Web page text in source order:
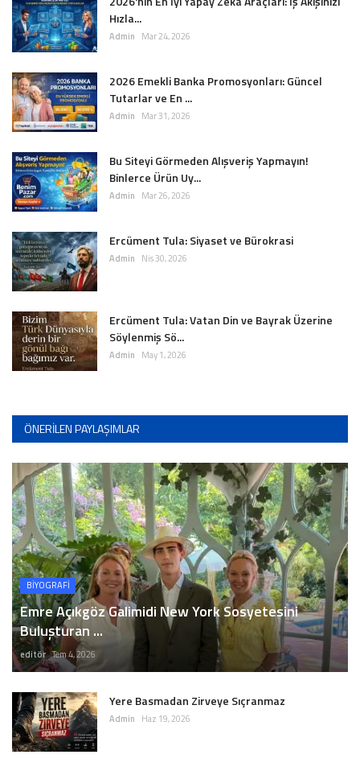
Hızla...
Admin Mar 24, 2026
2026 Emekli Banka Promosyonları: Güncel
Tutarlar ve En ...
Admin Mar 31, 2026
Bu Siteyi Görmeden Alışveriş Yapmayın!
Binlerce Ürün Uy...
Admin Mar 26, 2026
Ercüment Tula: Siyaset ve Bürokrasi
Admin Nis 30, 2026
Ercüment Tula: Vatan Din ve Bayrak Üzerine
Söylenmiş Sö...
Admin May 1, 2026
ÖNERILEN PAYLAŞIMLAR
BİYOGRAFİ
Emre Açıkgöz Galimidi New York Sosyetesini
Buluşturan ...
editör Tem 4, 2026
Yere Basmadan Zirveye Sıçranmaz
Admin Haz 19, 2026